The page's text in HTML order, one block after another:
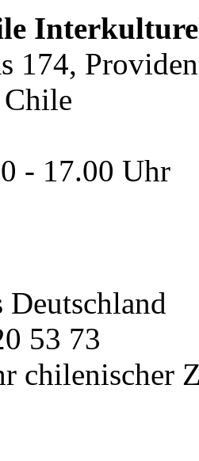
174,
Chile
- 17.00 Uhr
53 73
chilenischer